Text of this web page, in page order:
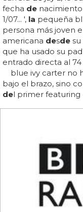
fecha de nacimiento
1/07... ', la pequeña
persona más joven
americana desde su
que ha usado su
entrado directa al 74
blue ivy carter no
bajo el brazo, sino
del primer featuring